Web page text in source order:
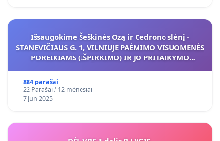
Išsaugokime Šeškinės Ozą ir Cedrono slėnį -
STANEVIČIAUS G. 1, VILNIUJE PAĖMIMO VISUOMENĖS
POREIKIAMS (IŠPIRKIMO) IR JO PRITAIKYMO
884 parašai
22 Parašai / 12 mėnesiai
7 Jun 2025